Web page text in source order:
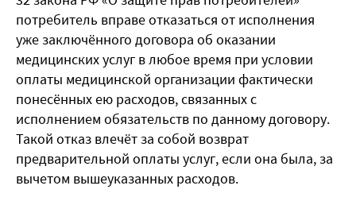
потребитель вправе отказаться от исполнения
уже заключённого договора об оказании
медицинских услуг в любое время при условии
оплаты медицинской организации фактически
понесённых ею расходов, связанных с
исполнением обязательств по данному договору.
Такой отказ влечёт за собой возврат
предварительной оплаты услуг, если она была, за
вычетом вышеуказанных расходов.